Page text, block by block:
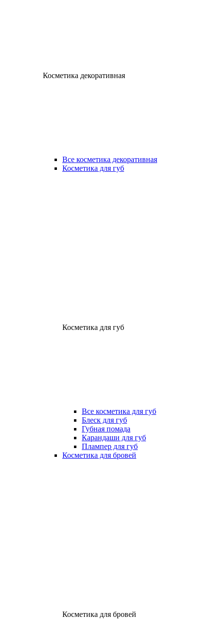
Косметика декоративная
Все косметика декоративная
Косметика для губ
Косметика для губ
Все косметика для губ
Блеск для губ
Губная помада
Карандаши для губ
Плампер для губ
Косметика для бровей
Косметика для бровей